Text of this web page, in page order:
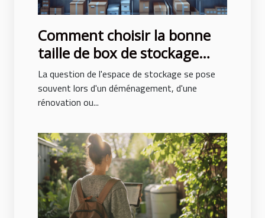
Comment choisir la bonne
taille de box de stockage
pour vos besoins
La question de l'espace de stockage se pose
souvent lors d'un déménagement, d'une
rénovation ou...